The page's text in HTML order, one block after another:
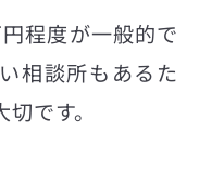
程度が一般的で
相談所もあるた
です。